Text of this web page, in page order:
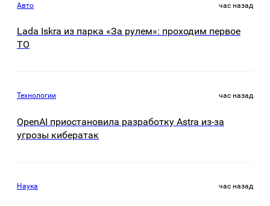
Авто час назад
Lada Iskra из парка «За рулем»: проходим первое
ТО
Технологии час назад
OpenAI приостановила разработку Astra из-за
угрозы кибератак
Наука час назад